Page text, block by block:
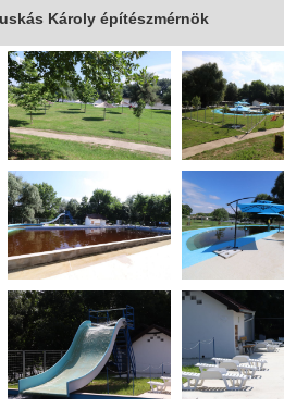
Károly építészmérnök